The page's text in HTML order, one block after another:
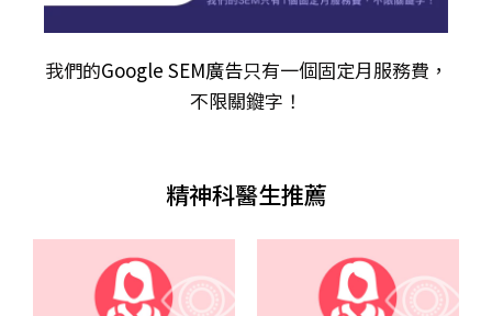
我們的Google SEM廣告只有一個固定月服務費，
不限關𨫡字！
精神科醫生推薦